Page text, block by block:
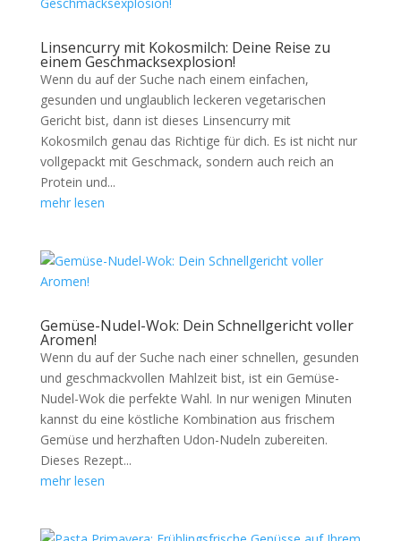
Linsencurry mit Kokosmilch: Deine Reise zu
einem Geschmacksexplosion!
Wenn du auf der Suche nach einem einfachen,
gesunden und unglaublich leckeren vegetarischen
Gericht bist, dann ist dieses Linsencurry mit
Kokosmilch genau das Richtige für dich. Es ist nicht nur
vollgepackt mit Geschmack, sondern auch reich an
Protein und...
mehr lesen
Gemüse-Nudel-Wok: Dein Schnellgericht voller
Aromen!
Wenn du auf der Suche nach einer schnellen, gesunden
und geschmackvollen Mahlzeit bist, ist ein Gemüse-
Nudel-Wok die perfekte Wahl. In nur wenigen Minuten
kannst du eine köstliche Kombination aus frischem
Gemüse und herzhaften Udon-Nudeln zubereiten.
Dieses Rezept...
mehr lesen